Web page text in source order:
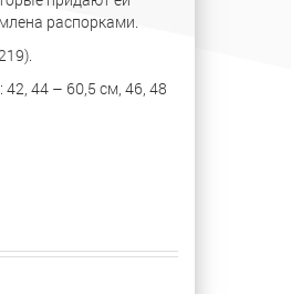
распорками.
44 – 60,5 см, 46, 48